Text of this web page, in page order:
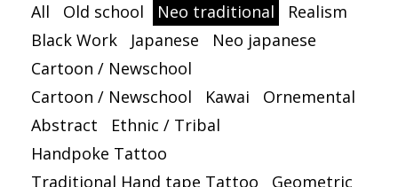
All Old school Neo traditional
Realism
Black Work
Japanese
Neo japanese
Cartoon / Newschool
Cartoon / Newschool
Kawai
Ornemental
Abstract
Ethnic / Tribal
Handpoke Tattoo
Traditional Hand tape Tattoo
Geometric